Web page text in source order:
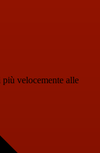
velocemente alle